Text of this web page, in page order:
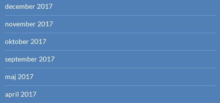
december 2017
november 2017
oktober 2017
september 2017
maj 2017
april 2017